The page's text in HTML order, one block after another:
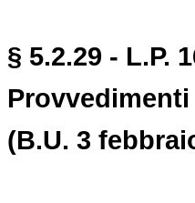
§ 5.2.29 - L.P.
(B.U. 3